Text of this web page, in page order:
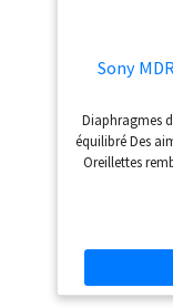
Sony
Diaphragmes
équilibré Des
Oreillettes